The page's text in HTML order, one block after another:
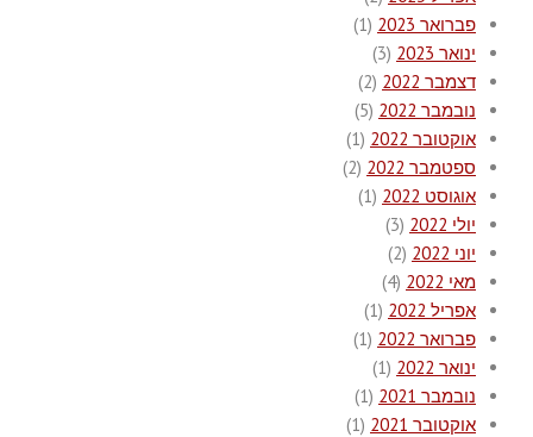
פברואר 2023
(1)
ינואר 2023
(3)
דצמבר 2022
(2)
נובמבר 2022
(5)
אוקטובר 2022
(1)
ספטמבר 2022
(2)
אוגוסט 2022
(1)
יולי 2022
(3)
יוני 2022
(2)
מאי 2022
(4)
אפריל 2022
(1)
פברואר 2022
(1)
ינואר 2022
(1)
נובמבר 2021
(1)
אוקטובר 2021
(1)